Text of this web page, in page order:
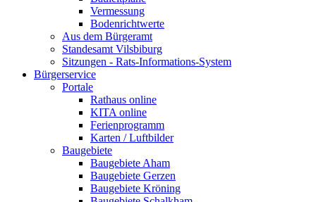
Vermessung
Bodenrichtwerte
Aus dem Bürgeramt
Standesamt Vilsbiburg
Sitzungen - Rats-Informations-System
Bürgerservice
Portale
Rathaus online
KITA online
Ferienprogramm
Karten / Luftbilder
Baugebiete
Baugebiete Aham
Baugebiete Gerzen
Baugebiete Kröning